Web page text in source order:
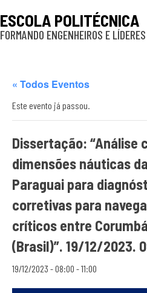
ESCOLA POLITÉCNICA
FORMANDO ENGENHEIROS E LÍDERES
« Todos Eventos
Este evento já passou.
Dissertação: “Análise
dimensões náuticas
Paraguai para
corretivas para
críticos entre
(Brasil)”. 19/12/2023.
19/12/2023 - 08:00 -11:00